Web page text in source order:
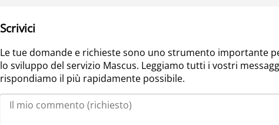
Scrivici
Le tue domande e richieste sono uno strumento importante
lo sviluppo del servizio Mascus. Leggiamo tutti i vostri
rispondiamo il più rapidamente possibile.